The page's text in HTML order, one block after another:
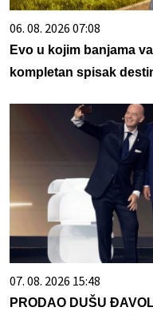
06. 08. 2026 07:08
Evo u kojim banjama
kompletan spisak
07. 08. 2026 15:48
PRODAO DUŠU